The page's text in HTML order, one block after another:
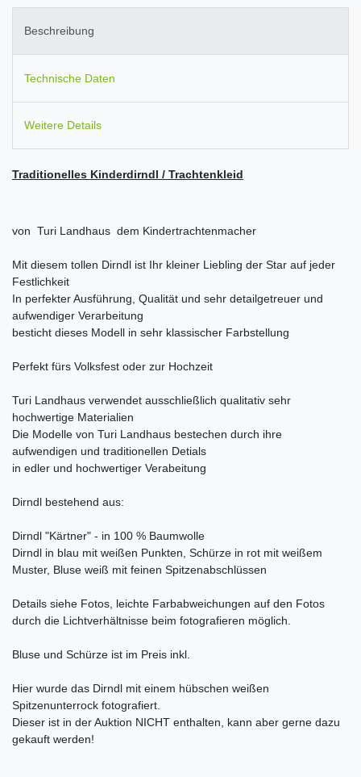
Beschreibung
Technische Daten
Weitere Details
Traditionelles Kinderdirndl / Trachtenkleid
von Turi Landhaus dem Kindertrachtenmacher
Mit diesem tollen Dirndl ist Ihr kleiner Liebling der Star auf jeder
Festlichkeit
In perfekter Ausführung, Qualität und sehr detailgetreuer und
aufwendiger Verarbeitung
besticht dieses Modell in sehr klassischer Farbstellung
Perfekt fürs Volksfest oder zur Hochzeit
Turi Landhaus verwendet ausschließlich qualitativ sehr
hochwertige Materialien
Die Modelle von Turi Landhaus bestechen durch ihre
aufwendigen und traditionellen Detials
in edler und hochwertiger Verabeitung
Dirndl bestehend aus:
Dirndl "Kärtner" - in 100 % Baumwolle
Dirndl in blau mit weißen Punkten, Schürze in rot mit weißem
Muster, Bluse weiß mit feinen Spitzenabschlüssen
Details siehe Fotos, leichte Farbabweichungen auf den Fotos
durch die Lichtverhältnisse beim fotografieren möglich.
Bluse und Schürze ist im Preis inkl.
Hier wurde das Dirndl mit einem hübschen weißen
Spitzenunterrock fotografiert.
Dieser ist in der Auktion NICHT enthalten, kann aber gerne dazu
gekauft werden!